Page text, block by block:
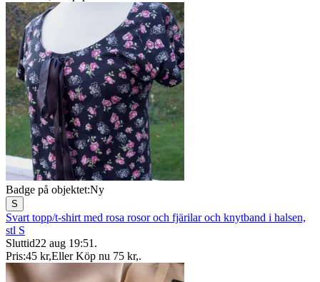
Badge på objektet:Ny
S
Svart topp/t-shirt med rosa rosor och fjärilar och knytband i halsen,
stl S
Sluttid22 aug 19:51 .
Pris:45 kr,Eller Köp nu 75 kr,.